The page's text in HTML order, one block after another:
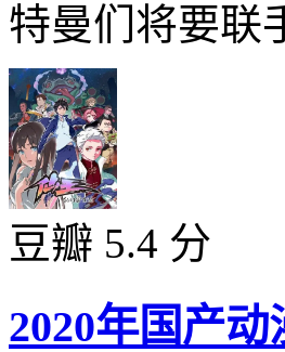
特曼们将要联
豆瓣 5.4 分
2020年国产